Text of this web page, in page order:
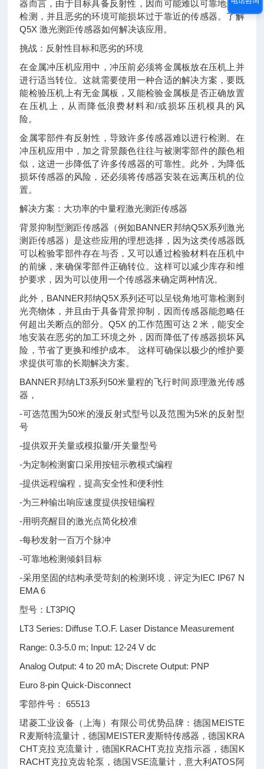
器而言，由于目标具备反射性，因而可能难以可靠地进行
检测，并且恶劣的环境可能损坏过于靠近的传感器。了解
Q5X 激光测距传感器如何解决该应用。
挑战：反射性目标和恶劣的环境
在金属冲压机应用中，冲压前必须将金属板放在压机上并
进行适当转位。这就需要使用一种合适的解决方案，要既
能检验压机上有无金属板，又能检验金属板是否正确放置
在压机上，从而降低浪费材料和/或损坏压机模具的风
险。
金属零部件有反射性，导致许多传感器难以进行检测。在
冲压机应用中，加之背景颜色往往与被测零部件的颜色相
似，这进一步降低了许多传感器的可靠性。此外，为降低
损坏传感器的风险，还必须将传感器安装在远离压机的位
置。
解决方案：大功率的中量程激光测距传感器
背景抑制型测距传感器（例如BANNER邦纳Q5X系列激光
测距传感器）是这些应用的理想选择，因为这类传感器既
可以检验零部件存在与否，又可以通过检验材料在压机中
的前缘，来确保零部件正确转位。这样可以减少库存和维
护要求，因为可以使用一个传感器来确定两种情况。
此外，BANNER邦纳Q5X系列还可以呈锐角地可靠检测到
光亮物体，并且由于具备背景抑制，因而传感器能忽略任
何超出关断点的部分。Q5X 的工作范围可达 2 米，能安全
地安装在恶劣的加工环境之外，因而降低了传感器损坏风
险，节省了更换和维护成本。 这样可确保以极少的维护要
求提供可靠的长期解决方案。
BANNER邦纳LT3系列50米量程的飞行时间原理激光传感
器，
-可选范围为50米的漫反射式型号以及范围为5米的反射型
号
-提供双开关量或模拟量/开关量型号
-为定制检测窗口采用按钮示教模式编程
-提供远程编程，提高安全性和便利性
-为三种输出响应速度提供按钮编程
-用明亮醒目的激光点简化校准
-每秒发射一百万个脉冲
-可靠地检测倾斜目标
-采用坚固的结构承受苛刻的检测环境，评定为IEC IP67 N
EMA 6
型号：LT3PIQ
LT3 Series: Diffuse T.O.F. Laser Distance Measurement
Range: 0.3-5.0 m; Input: 12-24 V dc
Analog Output: 4 to 20 mA; Discrete Output: PNP
Euro 8-pin Quick-Disconnect
零部件号： 65513
珺菱工业设备（上海）有限公司优势品牌：德国MEISTE
R麦斯特流量计，德国MEISTER麦斯特传感器，德国KRA
CHT克拉克流量计，德国KRACHT克拉克指示器，德国K
RACHT克拉克齿轮泵，德国VSE流量计，意大利ATOS阿